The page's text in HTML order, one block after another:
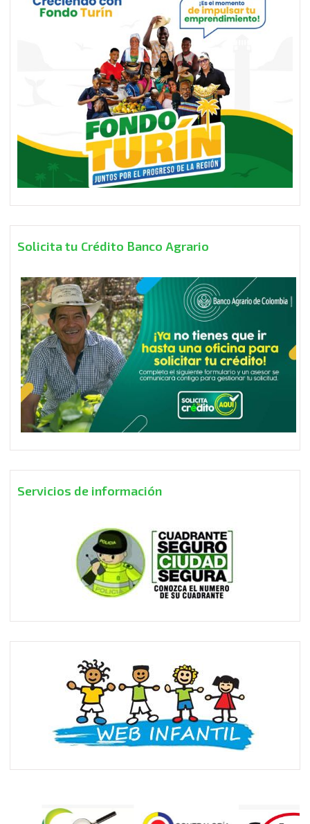
Solicita tu Crédito Banco Agrario
Servicios de información